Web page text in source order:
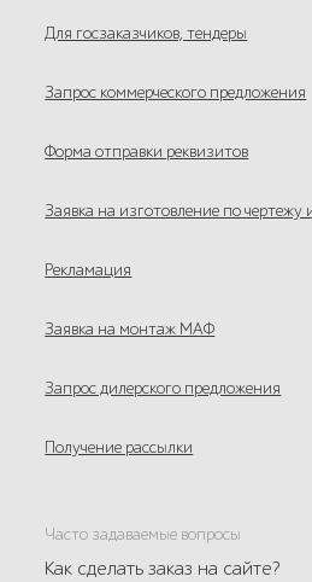
Для госзаказчиков, тендеры
Запрос коммерческого предложения
Форма отправки реквизитов
Заявка на изготовление по чертежу
Рекламация
Заявка на монтаж МАФ
Запрос дилерского предложения
Получение рассылки
Часто задаваемые вопросы
Как сделать заказ на сайте?